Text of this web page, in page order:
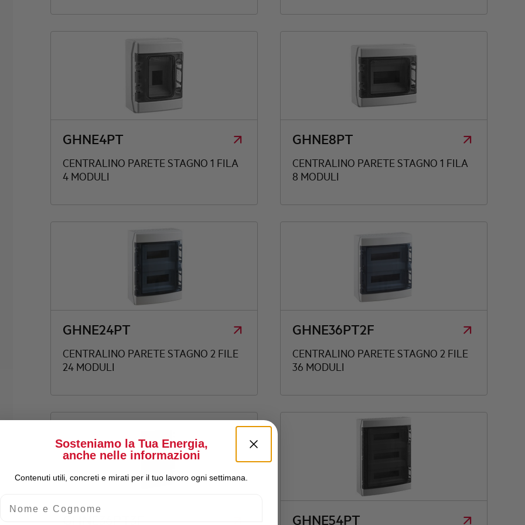
GHNE4PT
CENTRALINO PARETE STAGNO 1 FILA
4 MODULI
GHNE8PT
CENTRALINO PARETE STAGNO 1 FILA
8 MODULI
GHNE24PT
CENTRALINO PARETE STAGNO 2 FILE
24 MODULI
GHNE36PT2F
CENTRALINO PARETE STAGNO 2 FILE
36 MODULI
GHNE54PT
Sosteniamo la Tua Energia,
anche nelle informazioni
Contenuti utili, concreti e mirati per il tuo lavoro ogni settimana.